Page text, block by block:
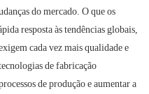
do mercado. O que os
resposta às tendências globais,
cada vez mais qualidade e
de fabricação
de produção e aumentar a